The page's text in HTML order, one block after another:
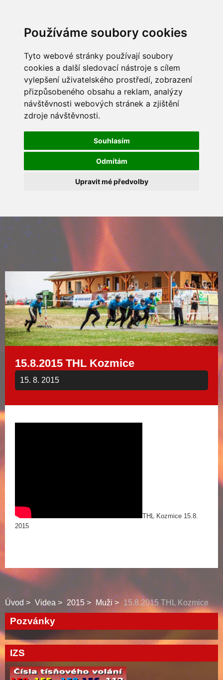
Používáme soubory cookies
Tyto webové stránky používají soubory
cookies a další sledovací nástroje s cílem
vylepšení uživatelského prostředí, zobrazení
přizpůsobeného obsahu a reklam, analýzy
návštěvnosti webových stránek a zjištění
zdroje návštěvnosti.
Souhlasím
Odmítám
Upravit mé předvolby
15.8.2015 THL Kozmice
15. 8. 2015
THL Kozmice 15.8.
2015
Úvod Videa 2015 Muži 15.8.2015 THL Kozmice
Pozvánky
IZS